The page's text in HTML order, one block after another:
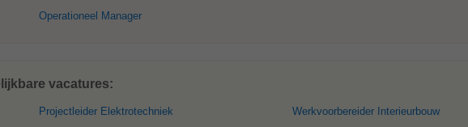
Operationeel Manager
vacatures:
Projectleider Elektrotechniek
Werkvoorbereider Interieurbouw